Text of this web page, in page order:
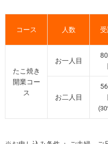
コース 人数
たこ焼き
開業コー
ス
お一人目
お二人目